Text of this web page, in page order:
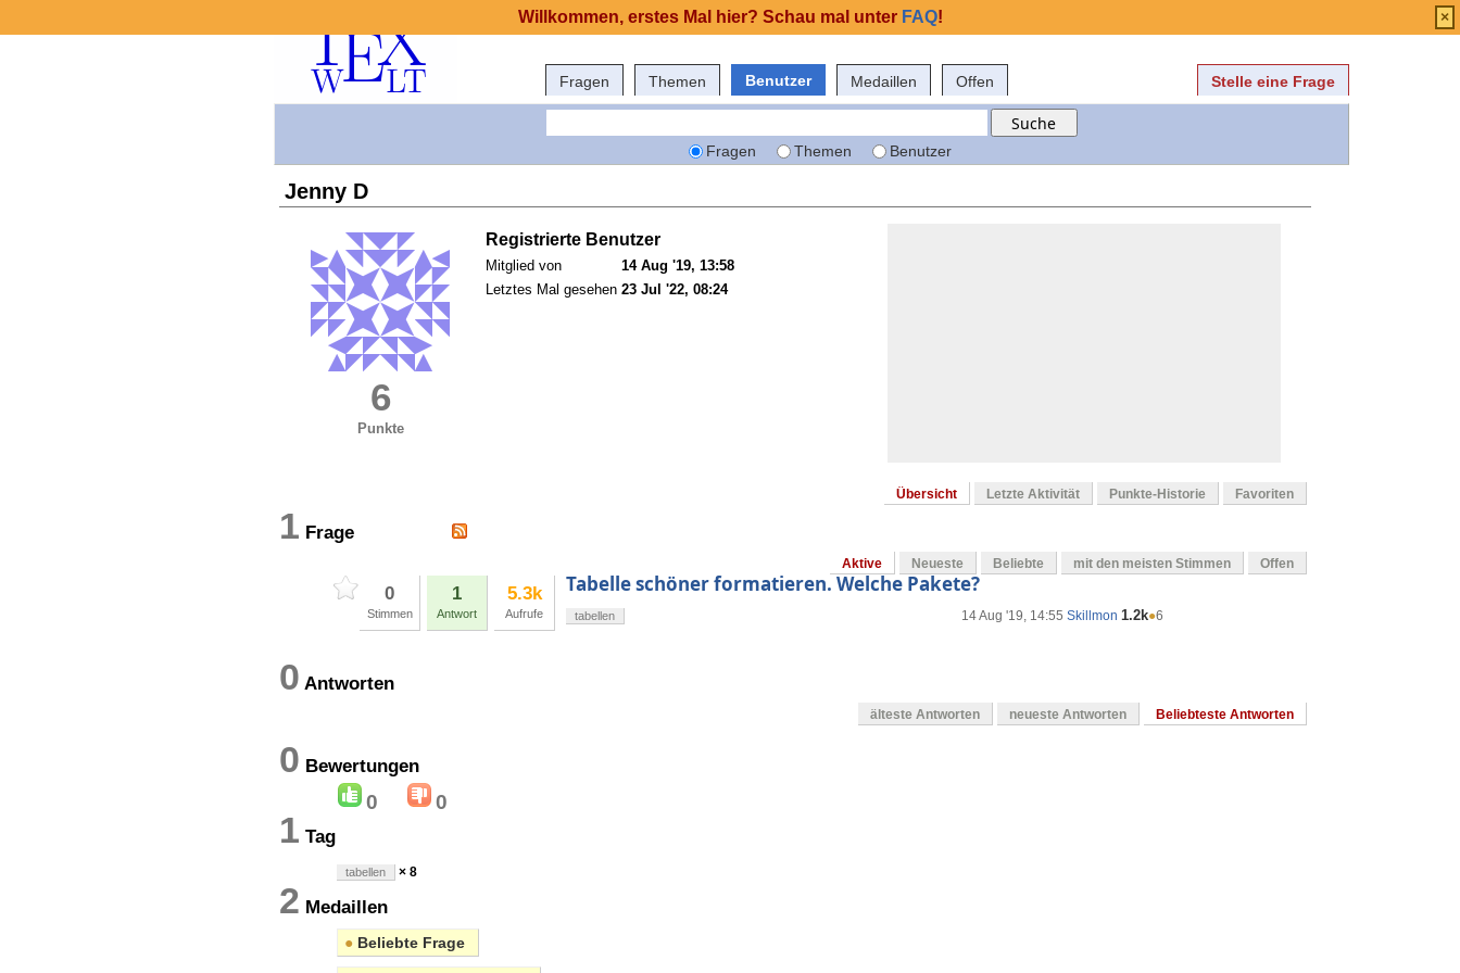
Fragen Themen Benutzer Medaillen Offen Stelle eine Frage
Fragen Themen Benutzer
Jenny D
6
Punkte
Registrierte Benutzer
Mitglied von
14 Aug '19, 13:58
Letztes Mal gesehen 23 Jul '22, 08:24
Übersicht Letzte Aktivität Punkte-Historie Favoriten
1 Frage
Aktive Neueste Beliebte mit den meisten Stimmen Offen
0
Stimmen
1
Antwort
5.3k
Aufrufe
Tabelle schöner formatieren. Welche Pakete?
14 Aug '19, 14:55 Skillmon 1.2k●6
tabellen
0 Antworten
älteste Antworten neueste Antworten Beliebteste Antworten
0 Bewertungen
0 0
1 Tag
tabellen × 8
2 Medaillen
● Beliebte Frage
Willkommen, erstes Mal hier? Schau mal unter FAQ! ×